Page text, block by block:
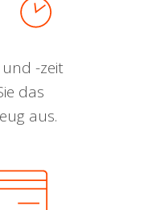
-zeit
das
aus.